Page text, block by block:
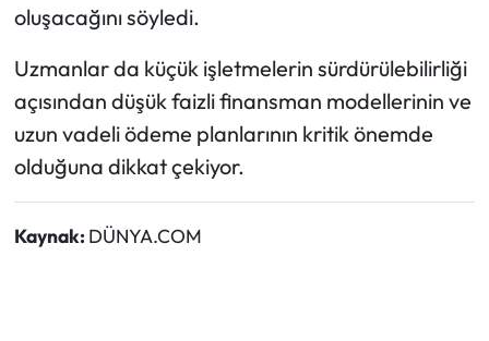
oluşacağını söyledi.
Uzmanlar da küçük işletmelerin sürdürülebilirliği
açısından düşük faizli finansman modellerinin ve
uzun vadeli ödeme planlarının kritik önemde
olduğuna dikkat çekiyor.
Kaynak: DÜNYA.COM